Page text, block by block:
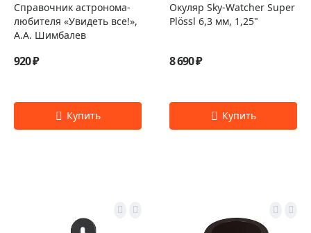
Справочник астронома-
любителя «Увидеть все!»,
А.А. Шимбалев
920 ₽
Окуляр Sky-Watcher Super
Plössl 6,3 мм, 1,25"
8 690 ₽